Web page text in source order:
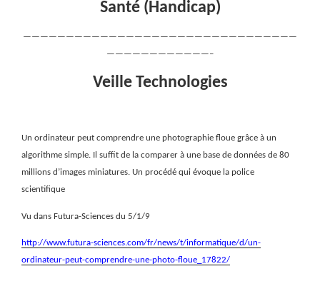
Santé (Handicap)
————————————————————————————————
————————————–
Veille Technologies
Un ordinateur peut comprendre une photographie floue grâce à un
algorithme simple. Il suffit de la comparer à une base de données de 80
millions d’images miniatures. Un procédé qui évoque la police
scientifique
Vu dans Futura-Sciences du 5/1/9
http://www.futura-sciences.com/fr/news/t/informatique/d/un-
ordinateur-peut-comprendre-une-photo-floue_17822/